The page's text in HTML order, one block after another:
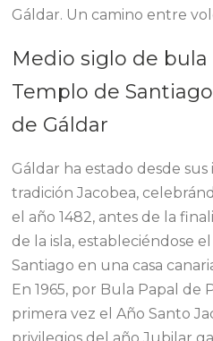
Gáldar. Un camino entre
Medio siglo de bula
Templo de
de Gáldar
Gáldar ha estado desde sus
tradición Jacobea,
el año 1482, antes de la
de la isla, estableciéndose
Santiago en una casa
En 1965, por Bula Papal de
primera vez el Año Santo